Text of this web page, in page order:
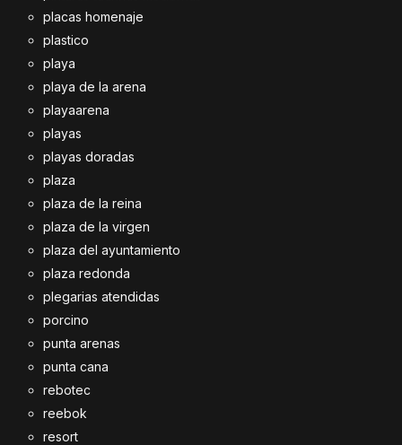
placas homenaje
plastico
playa
playa de la arena
playaarena
playas
playas doradas
plaza
plaza de la reina
plaza de la virgen
plaza del ayuntamiento
plaza redonda
plegarias atendidas
porcino
punta arenas
punta cana
rebotec
reebok
resort